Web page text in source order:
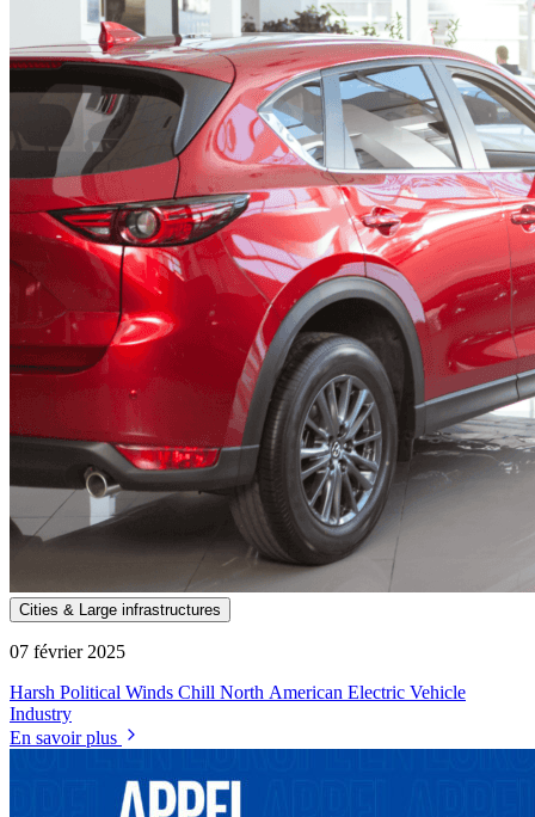
Cities & Large infrastructures
07 février 2025
Harsh Political Winds Chill North American Electric Vehicle
Industry
En savoir plus